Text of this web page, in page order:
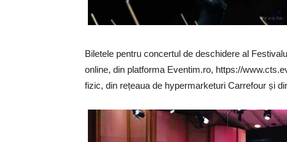
Biletele pentru concertul de deschidere al
online, din platforma Eventim.ro, https://
fizic, din rețeaua de hypermarketuri Carrefour și